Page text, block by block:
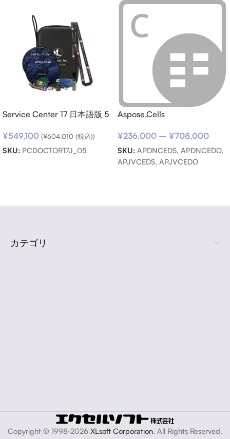
Service Center 17 日本語版 5
¥549,100 (¥604,010 (税込))
SKU: PCDOCTOR17J_05
Aspose.Cells
¥236,000 – ¥708,000
SKU: APDNCEDS, APDNCEDO,
APJVCEDS, APJVCEDO
カテゴリ
Copyright © 1998-2026 XLsoft Corporation. All Rights Reserved.